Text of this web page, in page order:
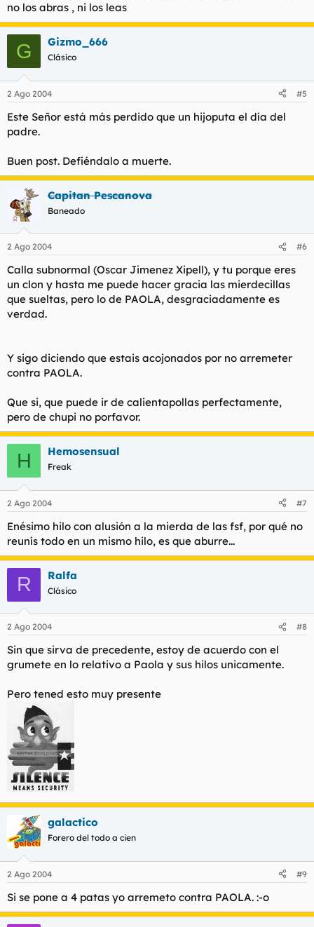
no los abras , ni los leas
G Gizmo_666
Clásico
2 Ago 2004 #5
Este Señor está más perdido que un hijoputa el día del
padre.
Buen post. Defiéndalo a muerte.
Capitan Pescanova
Baneado
2 Ago 2004 #6
Calla subnormal (Oscar Jimenez Xipell), y tu porque eres
un clon y hasta me puede hacer gracia las mierdecillas
que sueltas, pero lo de PAOLA, desgraciadamente es
verdad.
Y sigo diciendo que estais acojonados por no arremeter
contra PAOLA.
Que si, que puede ir de calientapollas perfectamente,
pero de chupi no porfavor.
H Hemosensual
Freak
2 Ago 2004 #7
Enésimo hilo con alusión a la mierda de las fsf, por qué no
reunís todo en un mismo hilo, es que aburre...
R Ralfa
Clásico
2 Ago 2004 #8
Sin que sirva de precedente, estoy de acuerdo con el
grumete en lo relativo a Paola y sus hilos unicamente.
Pero tened esto muy presente
galactico
Forero del todo a cien
2 Ago 2004 #9
Si se pone a 4 patas yo arremeto contra PAOLA. :-o